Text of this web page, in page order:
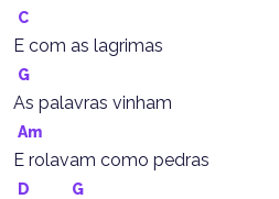
C
E com as lagrimas
G
As palavras vinham
Am
E rolavam como pedras
D G